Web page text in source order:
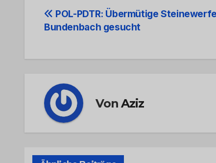
Beitrags-
Navigation
POL-PDTR: Übermütige
Bundenbach gesucht
VonAziz